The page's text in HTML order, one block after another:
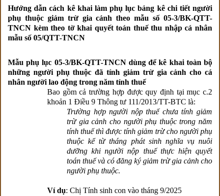
Hướng dẫn cách kê khai làm phụ lục bảng kê chi tiết người
phụ thuộc giảm trừ gia cảnh theo mẫu số 05-3/BK-QTT-
TNCN kèm theo tờ khai quyết toán thuế thu nhập cá nhân
mẫu số 05/QTT-TNCN
Mẫu phụ lục 05-3/BK-QTT-TNCN dùng để kê khai toàn bộ
những người phụ thuộc đã tính giảm trừ gia cảnh cho cá
nhân người lao động trong năm tính thuế
Bao gồm cả trường hợp được quy định tại mục c.2
khoản 1 Điều 9 Thông tư 111/2013/TT-BTC là:
Trường hợp người nộp thuế chưa tính giảm
trừ gia cảnh cho người phụ thuộc trong năm
tính thuế thì được tính giảm trừ cho người phụ
thuộc kể từ tháng phát sinh nghĩa vụ nuôi
dưỡng khi người nộp thuế thực hiện quyết
toán thuế và có đăng ký giảm trừ gia cảnh cho
người phụ thuộc.
Ví dụ: Chị Tính sinh con vào tháng 9/2025